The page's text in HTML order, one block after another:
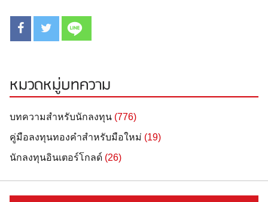
หมวดหมู่บทความ
บทความสำหรับนักลงทุน (776)
คู่มือลงทุนทองคำสำหรับมือใหม่ (19)
นักลงทุนอินเตอร์โกลด์ (26)